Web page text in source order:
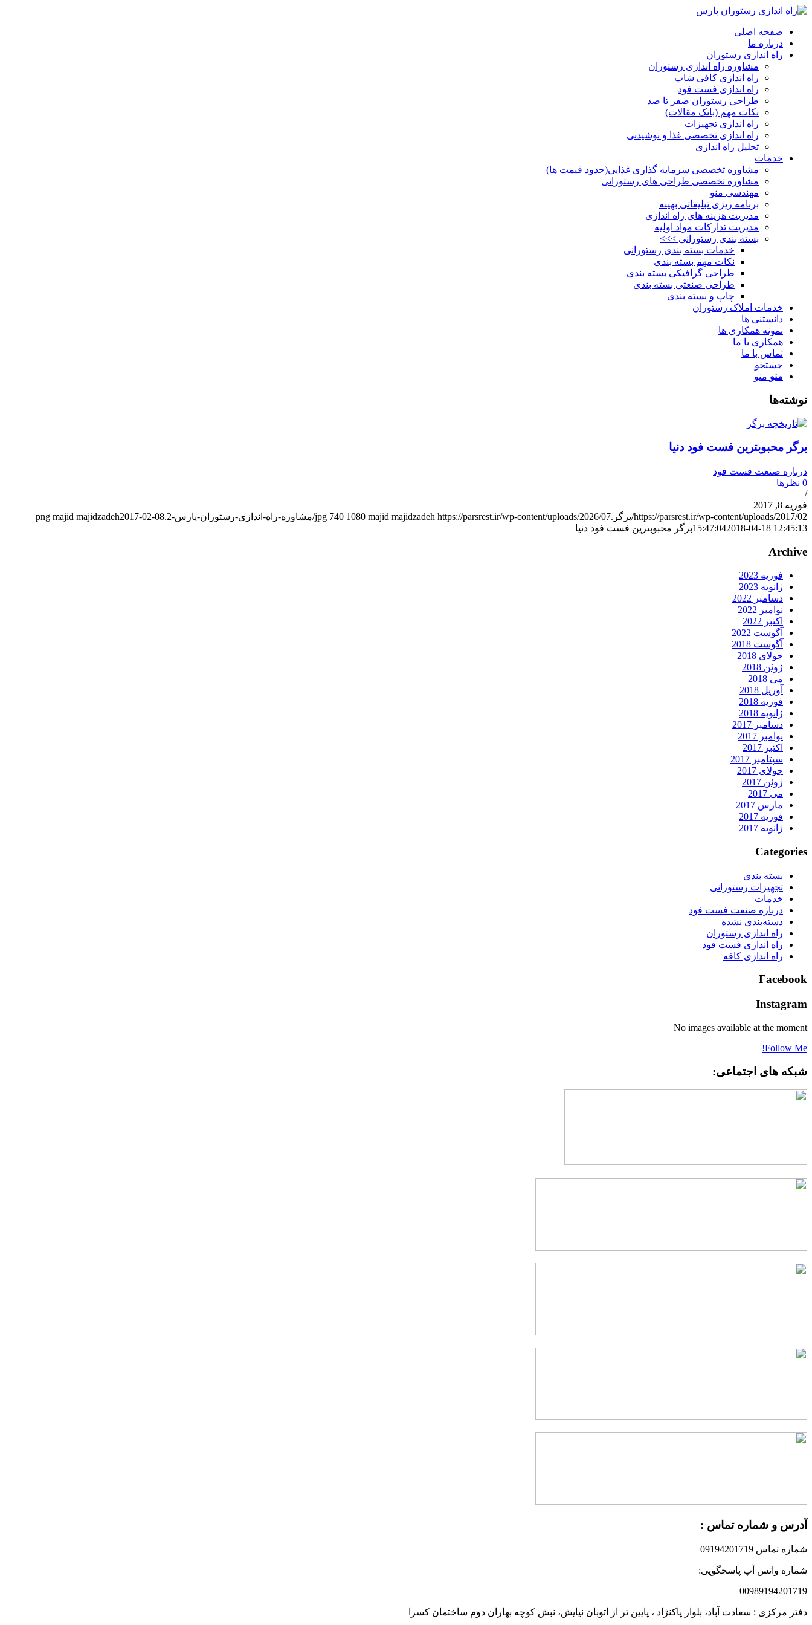
صفحه اصلی
درباره ما
راه اندازی رستوران
مشاوره راه اندازی رستوران
راه اندازی کافی شاپ
راه اندازی فست فود
طراحی رستوران صفر تا صد
نکات مهم (بانک مقالات)
راه اندازی تجهیزات
راه اندازی تخصصی غذا و نوشیدنی
تحلیل راه اندازی
خدمات
مشاوره تخصصی سرمایه گذاری غذایی(حدود قیمت ها)
مشاوره تخصصی طراحی های رستورانی
مهندسی منو
برنامه ریزی تبلیغاتی بهینه
مدیریت هزینه های راه اندازی
مدیریت تدارکات مواد اولیه
بسته بندی رستورانی >>>
خدمات بسته بندی رستورانی
نکات مهم بسته بندی
طراحی گرافیکی بسته بندی
طراحی صنعتی بسته بندی
چاپ و بسته بندی
خدمات املاک رستوران
دانستنی ها
نمونه همکاری ها
همکاری با ما
تماس با ما
جستجو
منو منو
نوشته‌ها
برگر محبوبترین فست فود دنیا
درباره صنعت فست فود
0 نظرها
/
فوریه 8, 2017
https://parsrest.ir/wp-content/uploads/2017/02/برگر.jpg
740 1080 majid majidzadeh https://parsrest.ir/wp-content/uploads/2026/07/مشاوره-راه-اندازی-رستوران-پارس-2.png majid majidzadeh2017-02-08
15:47:042018-04-18 12:45:13 برگر محبوبترین فست فود دنیا
Archive
فوریه 2023
ژانویه 2023
دسامبر 2022
نوامبر 2022
اکتبر 2022
آگوست 2022
آگوست 2018
جولای 2018
ژوئن 2018
می 2018
آوریل 2018
فوریه 2018
ژانویه 2018
دسامبر 2017
نوامبر 2017
اکتبر 2017
سپتامبر 2017
جولای 2017
ژوئن 2017
می 2017
مارس 2017
فوریه 2017
ژانویه 2017
Categories
بسته بندی
تجهیزات رستورانی
خدمات
درباره صنعت فست فود
دسته‌بندی نشده
راه اندازی رستوران
راه اندازی فست فود
راه اندازی کافه
Facebook
Instagram
No images available at the moment
Follow Me!
شبکه های اجتماعی:
آدرس و شماره تماس :
شماره تماس 09194201719
شماره واتس آپ پاسخگویی:
00989194201719
دفتر مرکزی : سعادت آباد، بلوار پاکنژاد ، پایین تر از اتوبان نیایش، نبش کوچه بهاران دوم ساختمان کسرا